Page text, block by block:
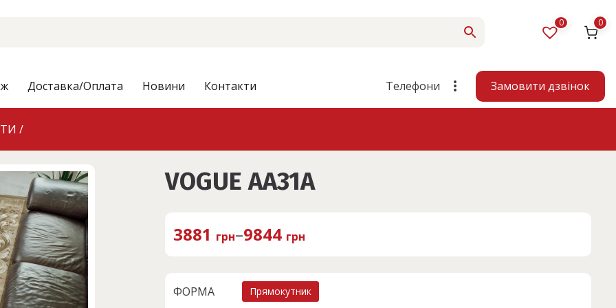
0 0
Доставка/Оплата Новини Контакти Телефони Замовити дзвінок
/
VOGUE AA31A
3881 грн–9844 грн
ФОРМА Прямокутник